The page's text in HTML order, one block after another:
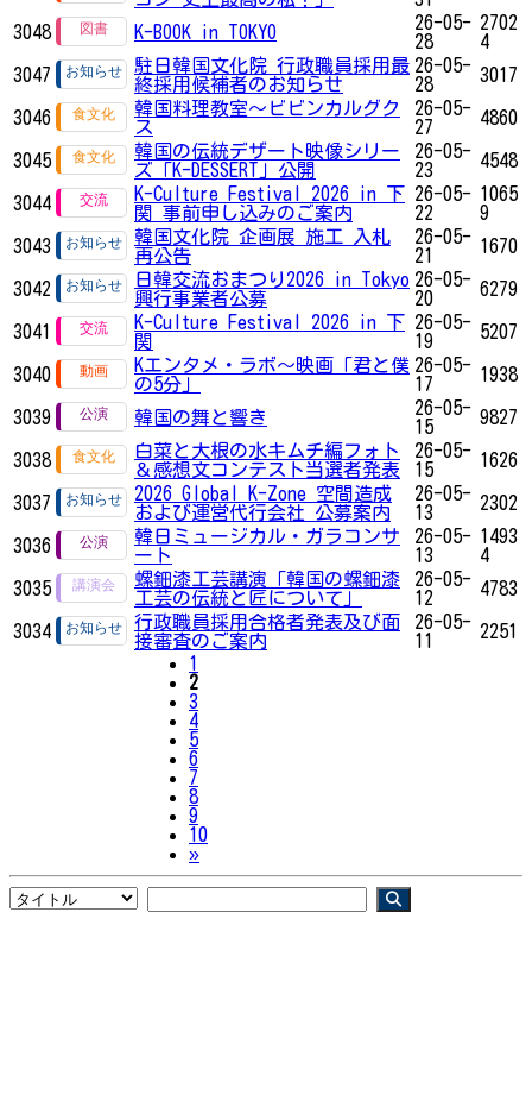
3048
K-BOOK in TOKYO
26-05-
28
2702
4
3047
駐日韓国文化院 行政職員採用最
終採用候補者のお知らせ
26-05-
28
3017
3046
韓国料理教室～ビビンカルグク
ス
26-05-
27
4860
3045
韓国の伝統デザート映像シリー
ズ「K-DESSERT」公開
26-05-
23
4548
3044
K-Culture Festival 2026 in 下
関 事前申し込みのご案内
26-05-
22
1065
9
3043
韓国文化院 企画展 施工 入札
再公告
26-05-
21
1670
3042
日韓交流おまつり2026 in Tokyo
興行事業者公募
26-05-
20
6279
3041
K-Culture Festival 2026 in 下
関
26-05-
19
5207
3040
Kエンタメ・ラボ～映画「君と僕
の5分」
26-05-
17
1938
3039 韓国の舞と響き
26-05-
15
9827
3038
白菜と大根の水キムチ編フォト
＆感想文コンテスト当選者発表
26-05-
15
1626
3037
2026 Global K-Zone 空間造成
および運営代行会社 公募案内
26-05-
13
2302
3036
韓日ミュージカル・ガラコンサ
ート
26-05-
13
1493
4
3035
螺鈿漆工芸講演「韓国の螺鈿漆
工芸の伝統と匠について」
26-05-
12
4783
3034
行政職員採用合格者発表及び面
接審査のご案内
26-05-
11
2251
1
2
3
4
5
6
7
8
9
10
»Next